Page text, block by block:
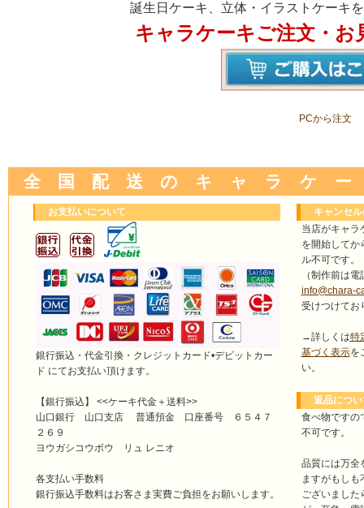
誕生日ケーキ、立体・イラストケーキ
キャラケーキご注文・お
PCから注文
全 国 配 送 の キ ャ ラ ケ
お支払いについて
銀行振込・代金引換・クレジットカード•デビットカー
ド にてお支払い頂けます。
【銀行振込】 <<ケーキ代金＋送料>>
山口銀行 山口支店 普通預金 口座番号 ６５４７
２６９
ヨウガシコウボウ リュ レニオ
各支払い手数料
銀行振込手数料はお客さま実費ご負担をお願いします。
キャンセル
当店がキャラ
を開始してか
ル不可です。
（制作前は
info@chara-
受けつけてお
→詳しくは特
基づく表示を
い。
返品につい
食べ物ですの
不可です。
品質には万全
ますがもしも
ございました